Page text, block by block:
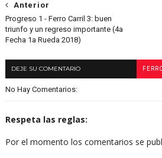
Anterior
Progreso 1 - Ferro Carril 3: buen
triunfo y un regreso importante (4a
Fecha 1a Rueda 2018)
DEJE SU COMENTARIO
No Hay Comentarios:
Respeta las reglas:
Por el momento los comentarios se